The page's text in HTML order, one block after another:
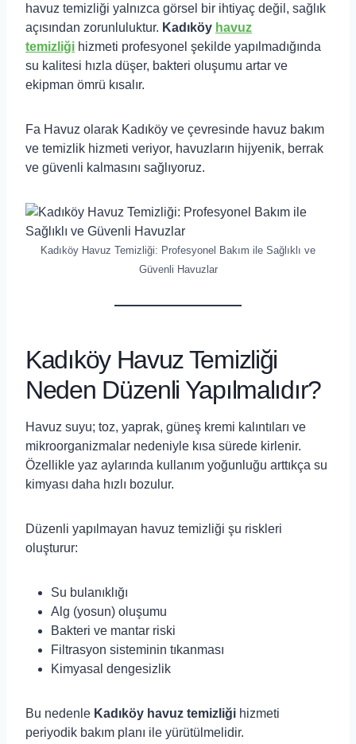
havuz temizliği yalnızca görsel bir ihtiyaç değil, sağlık
açısından zorunluluktur. Kadıköy havuz
temizliği hizmeti profesyonel şekilde yapılmadığında
su kalitesi hızla düşer, bakteri oluşumu artar ve
ekipman ömrü kısalır.
Fa Havuz olarak Kadıköy ve çevresinde havuz bakım
ve temizlik hizmeti veriyor, havuzların hijyenik, berrak
ve güvenli kalmasını sağlıyoruz.
Kadıköy Havuz Temizliği: Profesyonel Bakım ile Sağlıklı ve
Güvenli Havuzlar
Kadıköy Havuz Temizliği
Neden Düzenli Yapılmalıdır?
Havuz suyu; toz, yaprak, güneş kremi kalıntıları ve
mikroorganizmalar nedeniyle kısa sürede kirlenir.
Özellikle yaz aylarında kullanım yoğunluğu arttıkça su
kimyası daha hızlı bozulur.
Düzenli yapılmayan havuz temizliği şu riskleri
oluşturur:
Su bulanıklığı
Alg (yosun) oluşumu
Bakteri ve mantar riski
Filtrasyon sisteminin tıkanması
Kimyasal dengesizlik
Bu nedenle Kadıköy havuz temizliği hizmeti
periyodik bakım planı ile yürütülmelidir.